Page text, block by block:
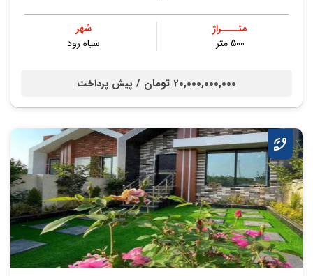
متــــراژ
500 متر
شهر
سیاه رود
20,000,000,000 تومان / پیش پرداخت